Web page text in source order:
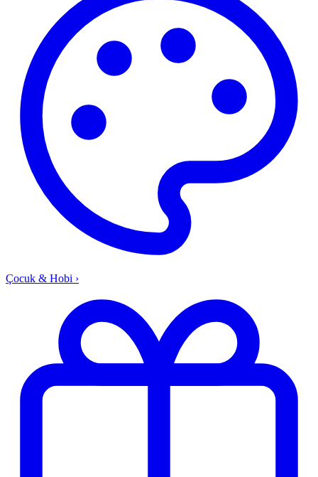
Çocuk & Hobi ›